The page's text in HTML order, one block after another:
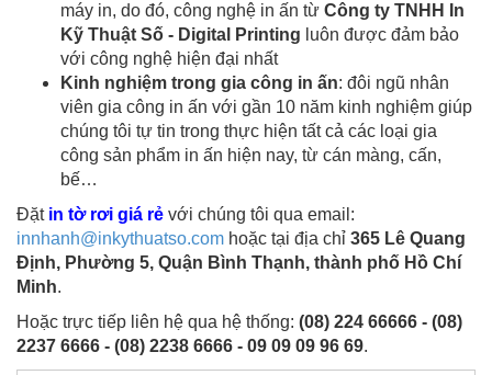
máy in, do đó, công nghệ in ấn từ Công ty TNHH In
Kỹ Thuật Số - Digital Printing luôn được đảm bảo
với công nghệ hiện đại nhất
Kinh nghiệm trong gia công in ấn: đôi ngũ nhân
viên gia công in ấn với gần 10 năm kinh nghiệm giúp
chúng tôi tự tin trong thực hiện tất cả các loại gia
công sản phẩm in ấn hiện nay, từ cán màng, cấn,
bế…
Đặt in tờ rơi giá rẻ với chúng tôi qua email:
innhanh@inkythuatso.com hoặc tại địa chỉ 365 Lê Quang
Định, Phường 5, Quận Bình Thạnh, thành phố Hồ Chí
Minh.
Hoặc trực tiếp liên hệ qua hệ thống: (08) 224 66666 - (08)
2237 6666 - (08) 2238 6666 - 09 09 09 96 69.